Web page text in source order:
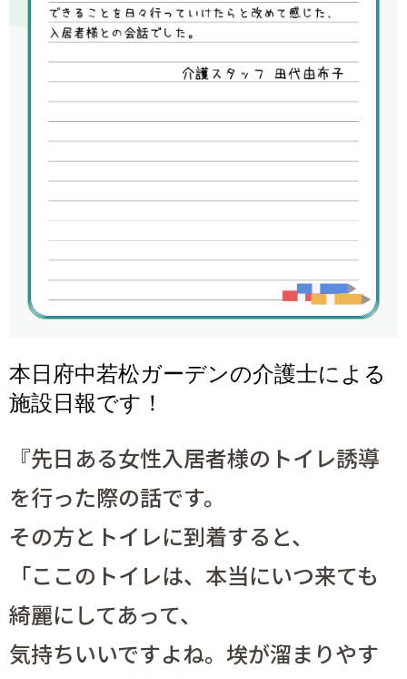
本日府中若松ガーデンの介護士による
施設日報です！
『先日ある女性入居者様のトイレ誘導
を行った際の話です。
その方とトイレに到着すると、
「ここのトイレは、本当にいつ来ても
綺麗にしてあって、
気持ちいいですよね。埃が溜まりやす